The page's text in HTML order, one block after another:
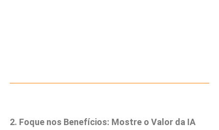
2. Foque nos Benefícios: Mostre o Valor da IA